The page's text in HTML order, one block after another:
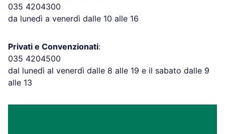
035 4204300
da lunedì a venerdì dalle 10 alle 16
Privati e Convenzionati:
035 4204500
dal lunedì al venerdì dalle 8 alle 19 e il sabato dalle 9
alle 13